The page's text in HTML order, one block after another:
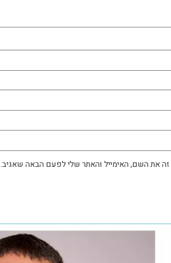
את השם, האימייל והאתר שלי לפעם הבאה שאגיב.